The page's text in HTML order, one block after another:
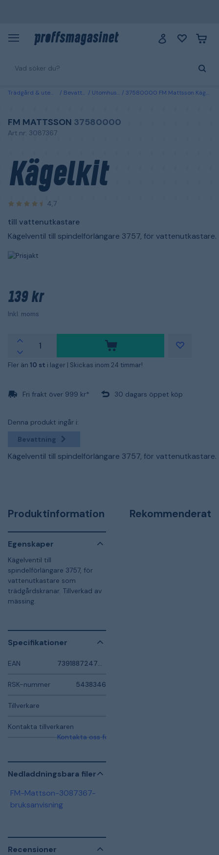
Trädgård & utemiljö Bevattning Utomhuskranar 37580000 FM Mattsson Kägelkit till vattenutkastare
FM MATTSSON 37580000
Art.nr: 3087367
Kägelkit
4,7
till vattenutkastare
Kägelventil till spindelförlängare 3757, för vattenutkastare.
139 kr
Inkl. moms
Fler än 10 st i lager | Skickas inom 24 timmar!
Fri frakt över 999 kr* 30 dagars öppet köp
Denna produkt ingår i:
Bevattning
Kägelventil till spindelförlängare 3757, för vattenutkastare.
Produktinformation
Egenskaper
Kägelventil till
spindelförlängare 3757, för
vattenutkastare som
trädgårdskranar. Tillverkad av
mässing.
Specifikationer
EAN 7391887247033
RSK-nummer 5438346
Tillverkare
Kontakta tillverkaren
Kontakta oss för mer information
Nedladdningsbara filer
FM-Mattson-3087367-
bruksanvisning
Recensioner
Rekommenderat